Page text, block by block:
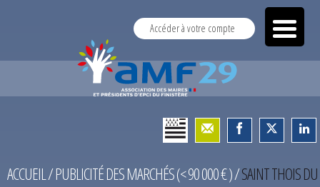
Accéder à votre compte
ACCUEIL/PUBLICITÉ DES MARCHÉS (< 90 000 € )/SAINT THOIS DU